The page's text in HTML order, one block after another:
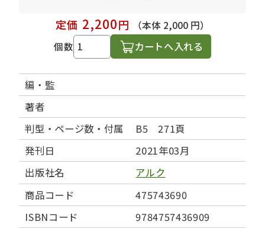
定価 2,200円
（本体 2,000 円）
個数
カートへ入れる
編・監
著者
判型・ページ数・付属
B5 271頁
発刊日
2021年03月
出版社名
アルク
商品コード
475743690
ISBNコード
9784757436909